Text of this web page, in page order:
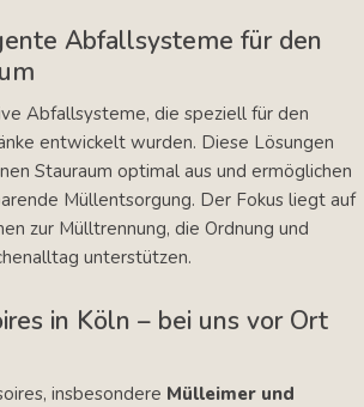
Abfallsysteme für den
Abfallsysteme, die speziell für den
entwickelt wurden. Diese Lösungen
Stauraum optimal aus und ermöglichen
Müllentsorgung. Der Fokus liegt auf
zur Mülltrennung, die Ordnung und
unterstützen.
in Köln – bei uns vor Ort
insbesondere Mülleimer und